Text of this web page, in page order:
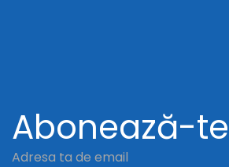
Abonează-te
Adresa ta de email